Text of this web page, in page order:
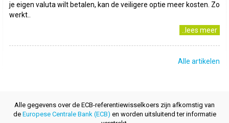
je eigen valuta wilt betalen, kan de veiligere optie meer kosten. Zo
werkt..
..lees meer
Alle artikelen
Alle gegevens over de ECB-referentiewisselkoers zijn afkomstig van
de Europese Centrale Bank (ECB) en worden uitsluitend ter informatie